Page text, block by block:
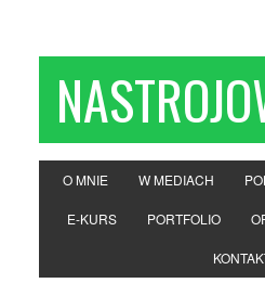
O MNIE W MEDIACH
E-KURS PORTFOLIO